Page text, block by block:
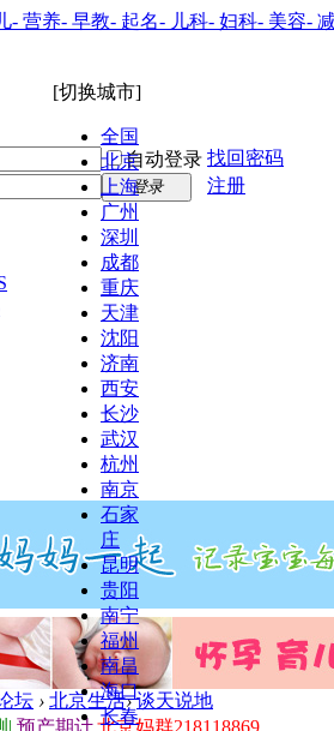
- 营养- 早教- 起名- 儿科- 妇科- 美容-
[切换城市]
全国
北京
上海
广州
深圳
成都
重庆
天津
沈阳
济南
西安
长沙
武汉
杭州
南京
石家
庄
昆明
贵阳
南宁
福州
南昌
海口
长春
自动登录 找回密码
登录
注册
坛 › 北京生活› 谈天说地
| 预产期计北京妈群218118869、